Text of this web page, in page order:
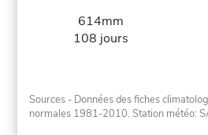
614mm
108 jours
Sources - Données des fiches
normales 1981-2010. Station météo: